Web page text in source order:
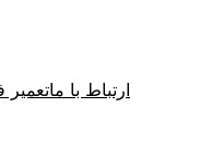
ارتباط با ماتعمیر